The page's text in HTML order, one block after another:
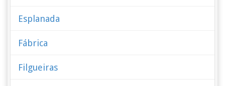
Esplanada
Fábrica
Filgueiras